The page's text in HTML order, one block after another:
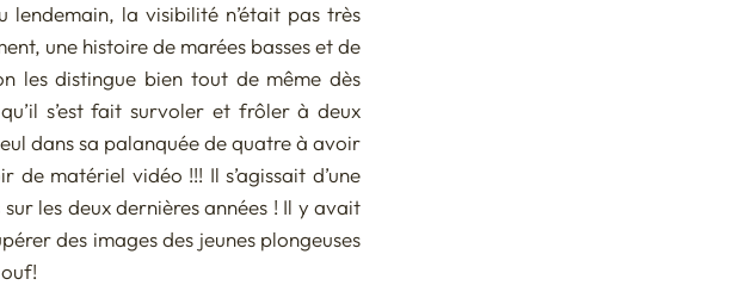
la visibilité n’était pas très
une histoire de marées basses et de
les distingue bien tout de même dès
s’est fait survoler et frôler à deux
dans sa palanquée de quatre à avoir
matériel vidéo !!! Il s’agissait d’une
les deux dernières années ! Il y avait
des images des jeunes plongeuses